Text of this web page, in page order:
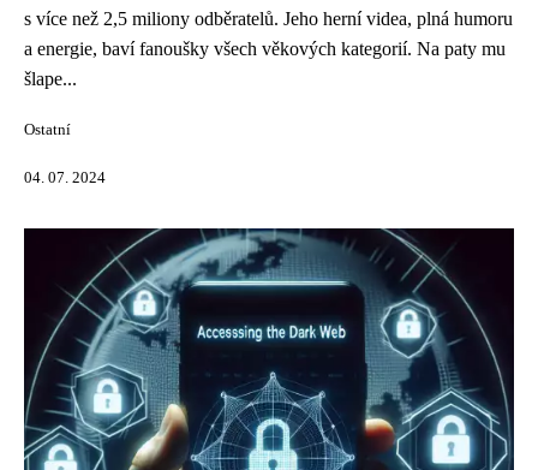
s více než 2,5 miliony odběratelů. Jeho herní videa, plná humoru
a energie, baví fanoušky všech věkových kategorií. Na paty mu
šlape...
Ostatní
04. 07. 2024